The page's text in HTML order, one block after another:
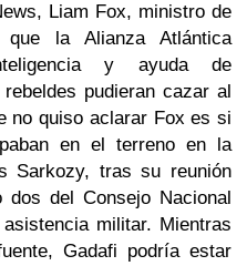
Liam Fox, ministro de
que la Alianza Atlántica
y ayuda de
pudieran cazar al
no quiso aclarar Fox es si
en el terreno en la
Sarkozy, tras su reunión
dos del Consejo Nacional
militar. Mientras
Gadafi podría estar